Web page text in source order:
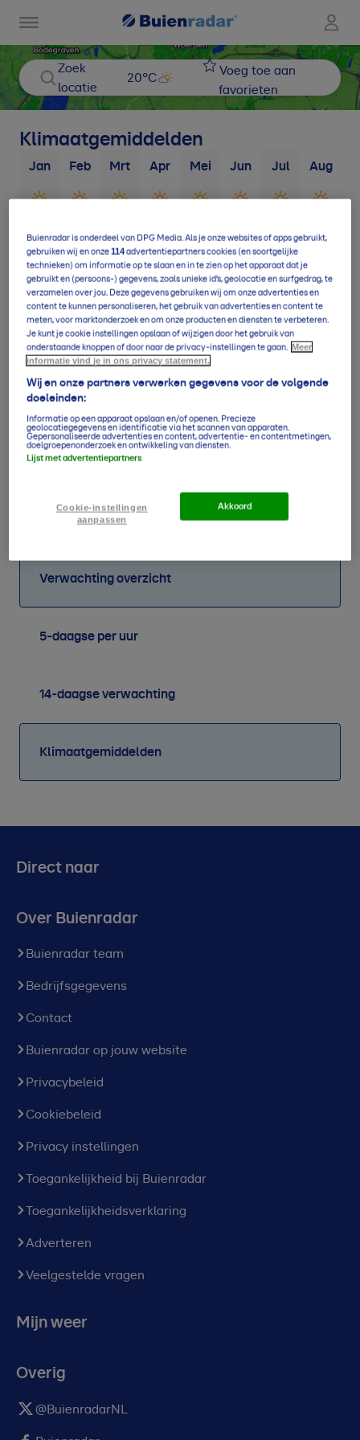
Zoek
locatie
20°C
Voeg toe aan
favorieten
Verwachting overzicht
5-daagse per uur
14-daagse verwachting
Klimaatgemiddelden
Klimaatgemiddelden
Jan
10d
Feb
11d
mm
Mrt
13d
mm
Apr
16d
Mei
17d
55
Jun
17d
57
mm
Jul
19d
62
Aug
Direct naar
Over Buienradar
Buienradar team
Bedrijfsgegevens
Contact
Buienradar op jouw website
Privacybeleid
Cookiebeleid
Privacy instellingen
Toegankelijkheid bij Buienradar
Toegankelijkheidsverklaring
Adverteren
Veelgestelde vragen
Mijn weer
Overig
@BuienradarNL
Buienradar is onderdeel van DPG Media. Als je onze websites of apps gebruikt,
gebruiken wij en onze114advertentiepartners cookies (en soortgelijke
technieken) om informatie op te slaan en in te zien op het apparaat dat je
gebruikt en (persoons-) gegevens, zoals unieke id’s, geolocatie en surfgedrag, te
verzamelen over jou. Deze gegevens gebruiken wij om onze advertenties en
content te kunnen personaliseren, het gebruik van advertenties en content te
meten, voor marktonderzoek en om onze producten en diensten te verbeteren.
Je kunt je cookie instellingen opslaan of wijzigen door het gebruik van
onderstaande knoppen of door naar de privacy-instellingen te gaan. Meer
informatie vind je in ons privacy statement.
Wij en onze partners verwerken gegevens voor de volgende
doeleinden:
Informatie op een apparaat opslaan en/of openen. Precieze
geolocatiegegevens en identificatie via het scannen van apparaten.
Gepersonaliseerde advertenties en content, advertentie- en contentmetingen,
doelgroepenonderzoek en ontwikkeling van diensten.
Lijst met advertentiepartners
Cookie-instellingen
aanpassen
Akkoord